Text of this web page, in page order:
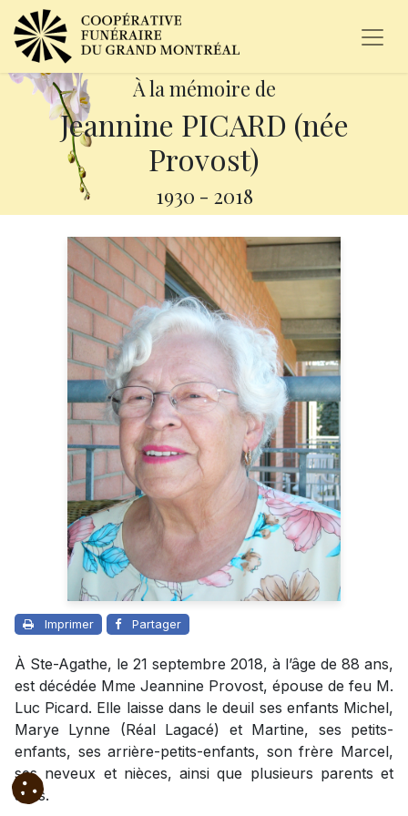
À la mémoire de
Jeannine PICARD (née
Provost)
1930 - 2018
Imprimer Partager
À Ste-Agathe, le 21 septembre 2018, à l’âge de 88 ans,
est décédée Mme Jeannine Provost, épouse de feu M.
Luc Picard. Elle laisse dans le deuil ses enfants Michel,
Marye Lynne (Réal Lagacé) et Martine, ses petits-
enfants, ses arrière-petits-enfants, son frère Marcel,
ses neveux et nièces, ainsi que plusieurs parents et
amis.